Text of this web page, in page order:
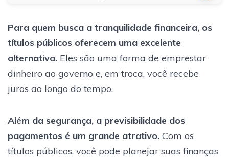
Para quem busca a tranquilidade financeira, os
títulos públicos oferecem uma excelente
alternativa. Eles são uma forma de emprestar
dinheiro ao governo e, em troca, você recebe
juros ao longo do tempo.
Além da segurança, a previsibilidade dos
pagamentos é um grande atrativo. Com os
títulos públicos, você pode planejar suas finanças